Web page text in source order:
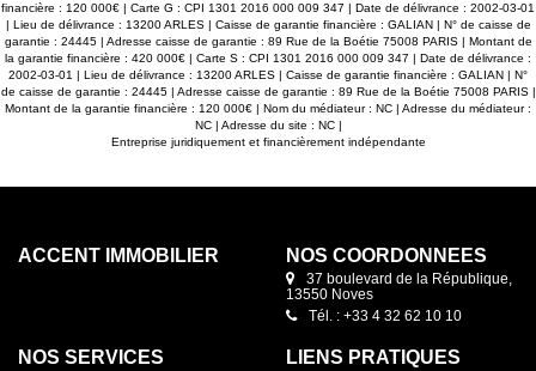
financière : 120 000€ | Carte G : CPI 1301 2016 000 009 347 | Date de délivrance : 2002-03-01
| Lieu de délivrance : 13200 ARLES | Caisse de garantie financière : GALIAN | N° de caisse de
garantie : 24445 | Adresse caisse de garantie : 89 Rue de la Boétie 75008 PARIS | Montant de
la garantie financière : 420 000€ | Carte S : CPI 1301 2016 000 009 347 | Date de délivrance :
2002-03-01 | Lieu de délivrance : 13200 ARLES | Caisse de garantie financière : GALIAN | N°
de caisse de garantie : 24445 | Adresse caisse de garantie : 89 Rue de la Boétie 75008 PARIS |
Montant de la garantie financière : 120 000€ | Nom du médiateur : NC | Adresse du médiateur :
NC | Adresse du site : NC |
Entreprise juridiquement et financièrement indépendante
ACCENT IMMOBILIER NOS COORDONNÉES
37 boulevard de la République,
13550 Noves
Tél. : +33 4 32 62 10 10
NOS SERVICES LIENS PRATIQUES